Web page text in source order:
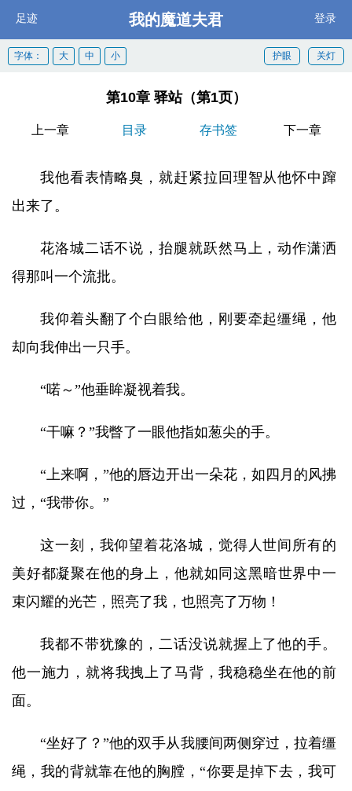
足迹 我的魔道夫君 登录
关灯
护眼
字体： 大 中 小
第10章 驿站（第1页）
上一章 目录 存书签 下一章
我他看表情略臭，就赶紧拉回理智从他怀中蹿
出来了。
花洛城二话不说，抬腿就跃然马上，动作潇洒
得那叫一个流批。
我仰着头翻了个白眼给他，刚要牵起缰绳，他
却向我伸出一只手。
“喏～”他垂眸凝视着我。
“干嘛？”我瞥了一眼他指如葱尖的手。
“上来啊，”他的唇边开出一朵花，如四月的风拂
过，“我带你。”
这一刻，我仰望着花洛城，觉得人世间所有的
美好都凝聚在他的身上，他就如同这黑暗世界中一
束闪耀的光芒，照亮了我，也照亮了万物！
我都不带犹豫的，二话没说就握上了他的手。
他一施力，就将我拽上了马背，我稳稳坐在他的前
面。
“坐好了？”他的双手从我腰间两侧穿过，拉着缰
绳，我的背就靠在他的胸膛，“你要是掉下去，我可